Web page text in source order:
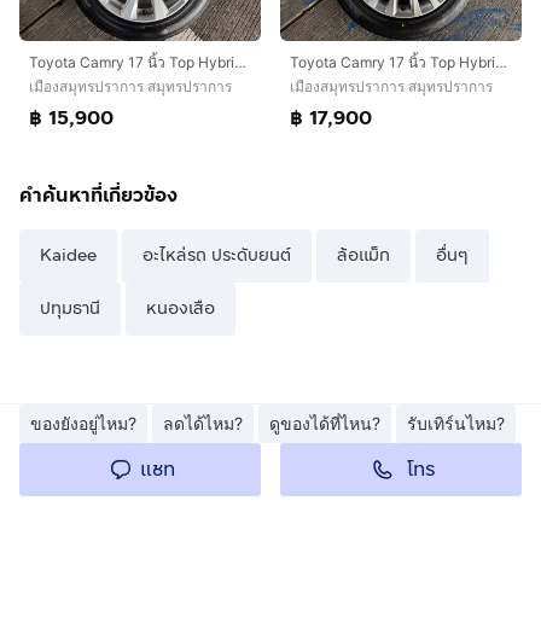
Toyota Camry 17 นิ้ว Top Hybrid🔥
เมืองสมุทรปราการ สมุทรปราการ
฿ 15,900
Toyota Camry 17 นิ้ว Top Hybrid🔥
เมืองสมุทรปราการ สมุทรปราการ
฿ 17,900
คำค้นหาที่เกี่ยวข้อง
Kaidee อะไหล่รถ ประดับยนต์ ล้อแม็ก อื่นๆ
ปทุมธานี หนองเสือ
ของยังอยู่ไหม? ลดได้ไหม? ดูของได้ที่ไหน? รับเทิร์นไหม?
แชท โทร